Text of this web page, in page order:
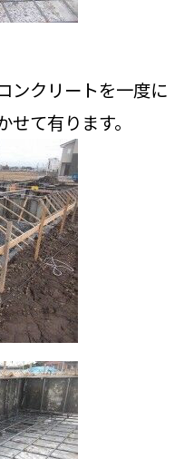
ンクリートを一度に
て有ります。